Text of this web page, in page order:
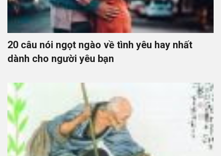
20 câu nói ngọt ngào về tình yêu hay nhất
dành cho người yêu bạn